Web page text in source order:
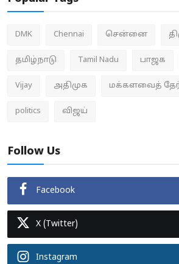
DMK Chennai சென்னை
தமிழ்நாடு Tamil Nadu பாஜக
Vijay அதிமுக மக்களவைத்
politics விஜய்
Follow Us
Facebook
X (Twitter)
Instagram